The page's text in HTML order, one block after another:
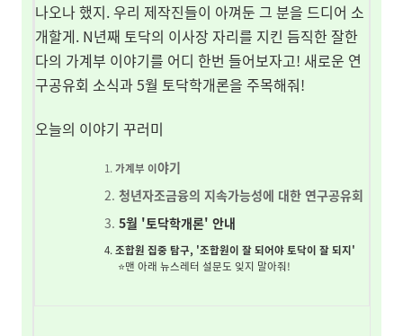
나오나 했지. 우리 제작진들이 아껴둔 그 분을 드디어 소
개할게. N년째 토닥의 이사장 자리를 지킨 듬직한 잘한
다의 가계부 이야기를 어디 한번 들어보자고! 새로운 연
구공유회 소식과 5월 토닥학개론을 주목해줘!
오늘의 이야기 꾸러미
가계부 이야기
청년자조금융의 지속가능성에 대한 연구공유회
5월 '토닥학개론' 안내
조합원 집중 탐구, '조합원이 잘 되어야 토닥이 잘 되지'
⭐맨 아래 뉴스레터 설문도 잊지 말아줘!